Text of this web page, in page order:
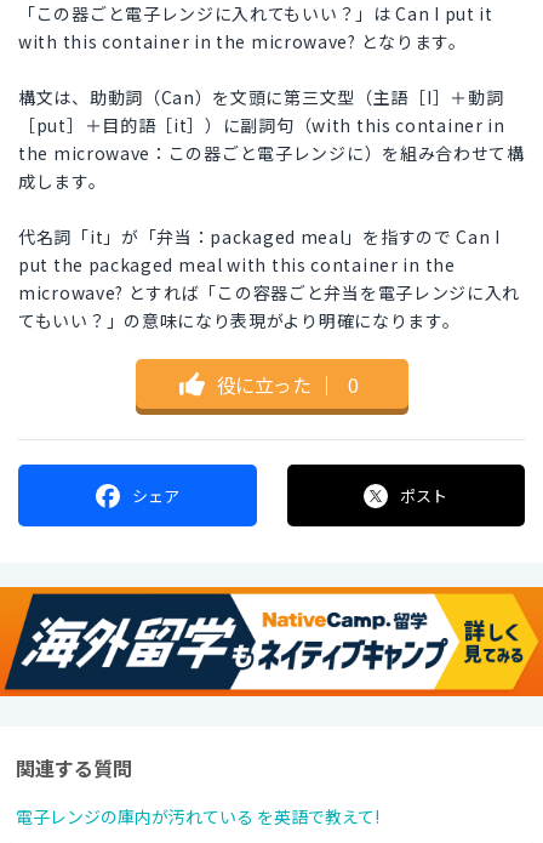
「この器ごと電子レンジに入れてもいい？」は Can I put it
with this container in the microwave? となります。
構文は、助動詞（Can）を文頭に第三文型（主語［I］＋動詞
［put］＋目的語［it］）に副詞句（with this container in
the microwave：この器ごと電子レンジに）を組み合わせて構
成します。
代名詞「it」が「弁当：packaged meal」を指すので Can I
put the packaged meal with this container in the
microwave? とすれば「この容器ごと弁当を電子レンジに入れ
てもいい？」の意味になり表現がより明確になります。
役に立った ｜ 0
シェア ポスト
関連する質問
電子レンジの庫内が汚れている を英語で教えて!